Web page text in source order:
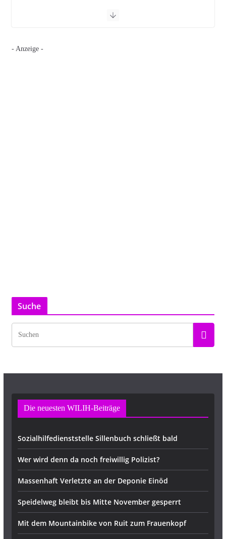
- Anzeige -
Suche
Die neuesten WILIH-Beiträge
Sozialhilfedienststelle Sillenbuch schließt bald
Wer wird denn da noch freiwillig Polizist?
Massenhaft Verletzte an der Deponie Einöd
Speidelweg bleibt bis Mitte November gesperrt
Mit dem Mountainbike von Ruit zum Frauenkopf